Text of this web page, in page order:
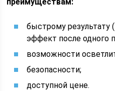
быстрому
эффект после одного
возможности
безопасности;
доступной цене.